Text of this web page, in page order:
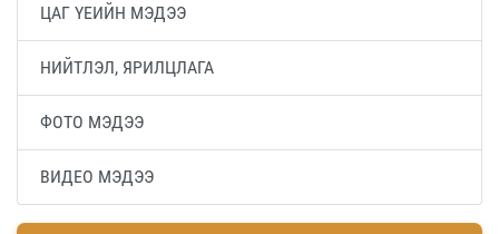
ЦАГ ҮЕИЙН МЭДЭЭ
НИЙТЛЭЛ, ЯРИЛЦЛАГА
ФОТО МЭДЭЭ
ВИДЕО МЭДЭЭ